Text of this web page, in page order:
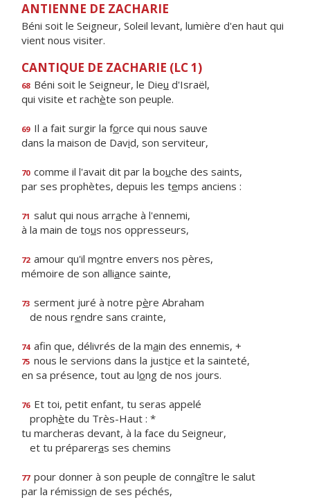
ANTIENNE DE ZACHARIE
Béni soit le Seigneur, Soleil levant, lumière d'en haut qui
vient nous visiter.
CANTIQUE DE ZACHARIE (LC 1)
68 Béni soit le Seigneur, le Dieu d'Israël,
qui visite et rachète son peuple.
69 Il a fait surgir la force qui nous sauve
dans la maison de David, son serviteur,
70 comme il l'avait dit par la bouche des saints,
par ses prophètes, depuis les temps anciens :
71 salut qui nous arrache à l'ennemi,
à la main de tous nos oppresseurs,
72 amour qu'il montre envers nos pères,
mémoire de son alliance sainte,
73 serment juré à notre père Abraham
de nous rendre sans crainte,
74 afin que, délivrés de la main des ennemis, +
75 nous le servions dans la justice et la sainteté,
en sa présence, tout au long de nos jours.
76 Et toi, petit enfant, tu seras appelé
prophète du Très-Haut : *
tu marcheras devant, à la face du Seigneur,
et tu prépareras ses chemins
77 pour donner à son peuple de connaître le salut
par la rémission de ses péchés,